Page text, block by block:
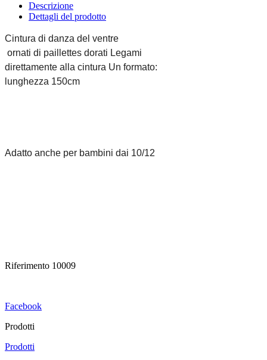
Descrizione
Dettagli del prodotto
Cintura di danza del ventre
direttamente alla cintura Un formato:
lunghezza 150cm
Adatto anche per bambini dai 10/12
Riferimento 10009
Facebook
Prodotti
Prodotti